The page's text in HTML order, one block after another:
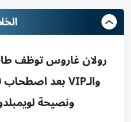
رولان غاروس توظف
ونصيحة